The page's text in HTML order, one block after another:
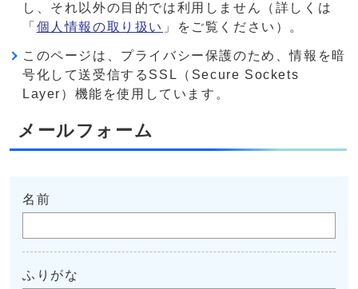
し、それ以外の目的では利用しません（詳しくは
「 個人情報の取り扱い 」をご覧ください）。
このページは、プライバシー保護のため、情報を暗
号化して送受信するSSL（Secure Sockets
Layer）機能を使用しています。
メールフォーム
名前
ふりがな